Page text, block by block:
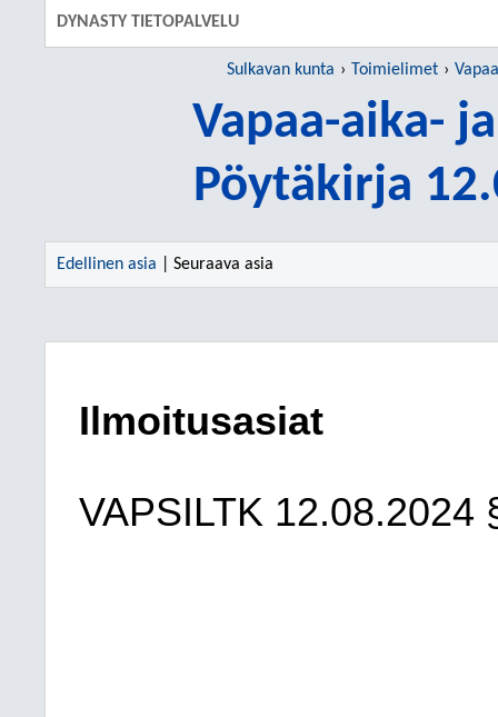
DYNASTY TIETOPALVELU
Sulkavan kunta Toimielimet
Vapaa-aika-
Pöytäkirja
Edellinen asia | Seuraava asia
Ilmoitusasiat
VAPSILTK 12.08.2024